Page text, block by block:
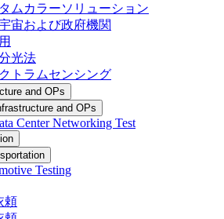
ムカラーソリューション
宙および政府機関
光法
トラムセンシング
and OPs
and OPs
Center Networking Test
Testing
頼